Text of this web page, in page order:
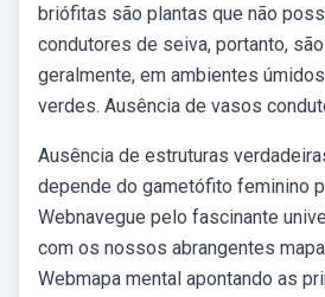
briófitas são plantas que não
condutores de seiva, portanto,
geralmente, em ambientes
verdes. Ausência de vasos
Ausência de estruturas
depende do gametófito feminino
Webnavegue pelo fascinante
com os nossos abrangentes
Webmapa mental apontando as